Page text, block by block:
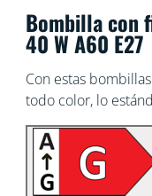
Bombilla con
40 W A60 E27
Con estas
todo color, lo
filamento WiZ
cuando están
al encenderlas.
desde el más